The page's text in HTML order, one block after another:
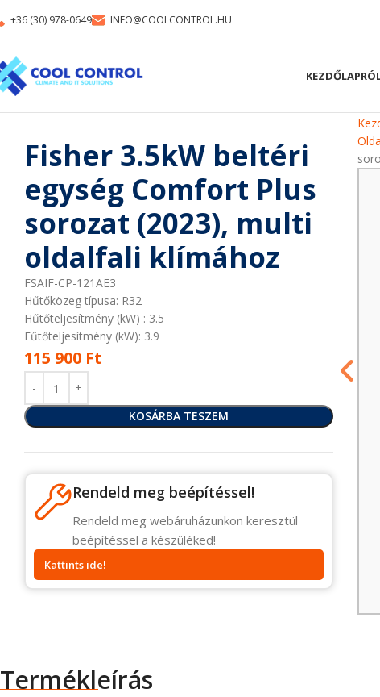
+36 (30) 978-0649 INFO@COOLCONTROL.HU
KEZDŐLAP
Fisher 3.5kW beltéri
egység Comfort Plus
sorozat (2023), multi
oldalfali klímához
FSAIF-CP-121AE3
Hűtőközeg típusa: R32
Hűtőteljesítmény (kW) : 3.5
Fűtőteljesítmény (kW): 3.9
115 900 Ft
KOSÁRBA TESZEM
Rendeld meg beépítéssel!
Rendeld meg webáruházunkon keresztül
beépítéssel a készüléked!
Kattints ide!
Termékleírás